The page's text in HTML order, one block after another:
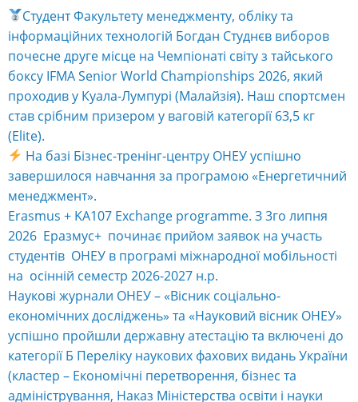
Студент Факультету менеджменту, обліку та
інформаційних технологій Богдан Студнєв виборов
почесне друге місце на Чемпіонаті світу з тайського
боксу IFMA Senior World Championships 2026, який
проходив у Куала-Лумпурі (Малайзія). Наш спортсмен
став срібним призером у ваговій категорії 63,5 кг
(Elite).
На базі Бізнес-тренінг-центру ОНЕУ успішно
завершилося навчання за програмою «Енергетичний
менеджмент».
Erasmus + KA107 Exchange programme. З 3го липня
2026 Еразмус+ починає прийом заявок на участь
студентів ОНЕУ в програмі міжнародної мобільності
на осінній семестр 2026-2027 н.р.
Наукові журнали ОНЕУ – «Вісник соціально-
економічних досліджень» та «Науковий вісник ОНЕУ»
успішно пройшли державну атестацію та включені до
категорії Б Переліку наукових фахових видань України
(кластер – Економічні перетворення, бізнес та
адміністрування, Наказ Міністерства освіти і науки